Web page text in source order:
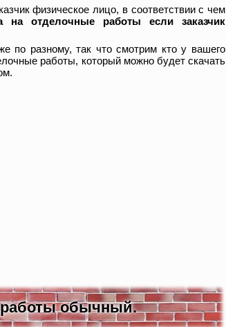
физическое лицо, в соответствии с чем
на отделочные работы если заказчик
по разному, так что смотрим кто у вашего
работы, который можно будет скачать
работы обычный.